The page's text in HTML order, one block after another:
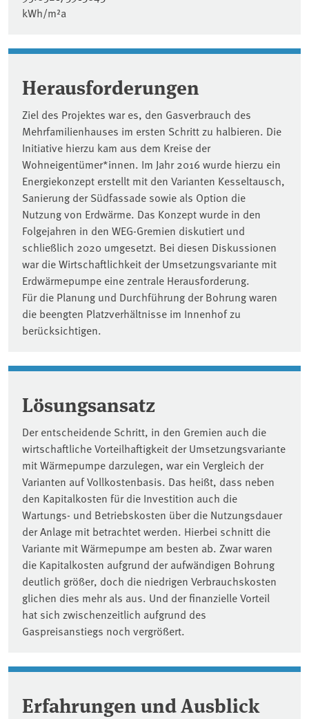
kWh/m²a
Herausforderungen
Ziel des Projektes war es, den Gasverbrauch des
Mehrfamilienhauses im ersten Schritt zu halbieren. Die
Initiative hierzu kam aus dem Kreise der
Wohneigentümer*innen. Im Jahr 2016 wurde hierzu ein
Energiekonzept erstellt mit den Varianten Kesseltausch,
Sanierung der Südfassade sowie als Option die
Nutzung von Erdwärme. Das Konzept wurde in den
Folgejahren in den WEG-Gremien diskutiert und
schließlich 2020 umgesetzt. Bei diesen Diskussionen
war die Wirtschaftlichkeit der Umsetzungsvariante mit
Erdwärmepumpe eine zentrale Herausforderung.
Für die Planung und Durchführung der Bohrung waren
die beengten Platzverhältnisse im Innenhof zu
berücksichtigen.
Lösungsansatz
Der entscheidende Schritt, in den Gremien auch die
wirtschaftliche Vorteilhaftigkeit der Umsetzungsvariante
mit Wärmepumpe darzulegen, war ein Vergleich der
Varianten auf Vollkostenbasis. Das heißt, dass neben
den Kapitalkosten für die Investition auch die
Wartungs- und Betriebskosten über die Nutzungsdauer
der Anlage mit betrachtet werden. Hierbei schnitt die
Variante mit Wärmepumpe am besten ab. Zwar waren
die Kapitalkosten aufgrund der aufwändigen Bohrung
deutlich größer, doch die niedrigen Verbrauchskosten
glichen dies mehr als aus. Und der finanzielle Vorteil
hat sich zwischenzeitlich aufgrund des
Gaspreisanstiegs noch vergrößert.
Erfahrungen und Ausblick